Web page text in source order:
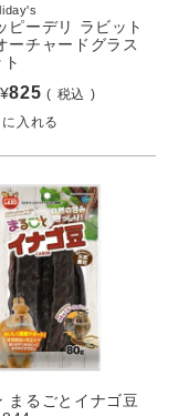
ピーデリ ラビット
ーチャードグラス
¥825
税込
入れる
まるごとイナゴ豆